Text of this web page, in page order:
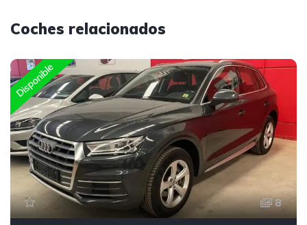
Coches relacionados
Disponible
8